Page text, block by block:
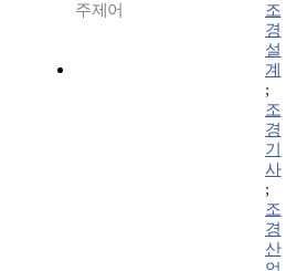
주제어
조
경
설
계
;
조
경
기
사
;
조
경
산